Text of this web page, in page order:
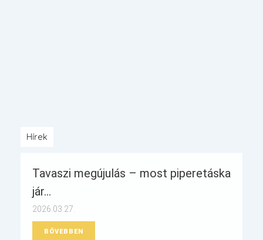
Hírek
Tavaszi megújulás – most piperetáska
jár...
2026.03.27.
BŐVEBBEN